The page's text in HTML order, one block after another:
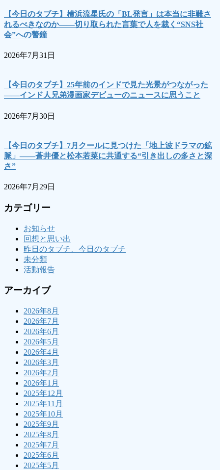
【今日のタブチ】横浜流星氏の「BL発言」は本当に非難さ
れるべきなのか――切り取られた言葉で人を裁く“SNS社
会”への警鐘
2026年7月31日
【今日のタブチ】25年前のインドで見た光景がつながった
――インド人兄弟漫画家デビューのニュースに思うこと
2026年7月30日
【今日のタブチ】7月クールに見つけた「地上波ドラマの鉱
脈」――蒼井優と松本若菜に共通する“引き出しの多さと深
さ”
2026年7月29日
カテゴリー
お知らせ
回想と思い出
昨日のタブチ、今日のタブチ
未分類
活動報告
アーカイブ
2026年8月
2026年7月
2026年6月
2026年5月
2026年4月
2026年3月
2026年2月
2026年1月
2025年12月
2025年11月
2025年10月
2025年9月
2025年8月
2025年7月
2025年6月
2025年5月